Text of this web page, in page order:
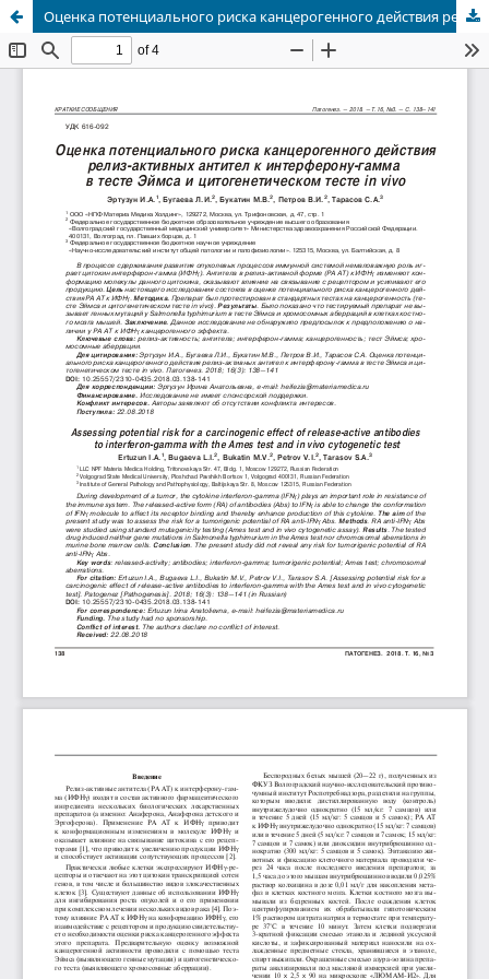
Оценка потенциального риска канцерогенного действия релиз-активных антител к интерферону-гамма в тесте Эймса и цитогенетическом тесте in vivo